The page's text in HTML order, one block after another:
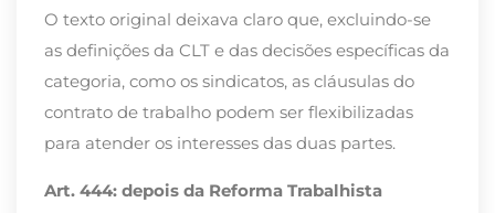
O texto original deixava claro que, excluindo-se
as definições da CLT e das decisões específicas da
categoria, como os sindicatos, as cláusulas do
contrato de trabalho podem ser flexibilizadas
para atender os interesses das duas partes.
Art. 444: depois da Reforma Trabalhista